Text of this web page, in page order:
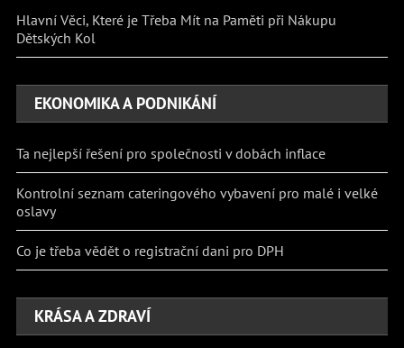
Hlavní Věci, Které je Třeba Mít na Paměti při Nákupu
Dětských Kol
EKONOMIKA A PODNIKÁNÍ
Ta nejlepší řešení pro společnosti v dobách inflace
Kontrolní seznam cateringového vybavení pro malé i velké
oslavy
Co je třeba vědět o registrační dani pro DPH
KRÁSA A ZDRAVÍ